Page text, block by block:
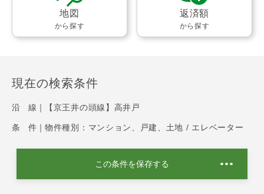
地図
から探す
返済額
から探す
現在の検索条件
沿 線｜ 【京王井の頭線】高井戸
条 件｜ 物件種別：マンション、戸建、土地 / エレベーター
この条件を保存する